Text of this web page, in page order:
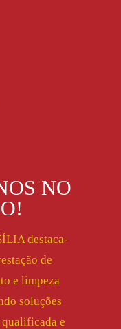
NO
destaca-
de
e limpeza
soluções
e